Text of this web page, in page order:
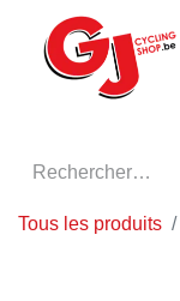
Tous les produits